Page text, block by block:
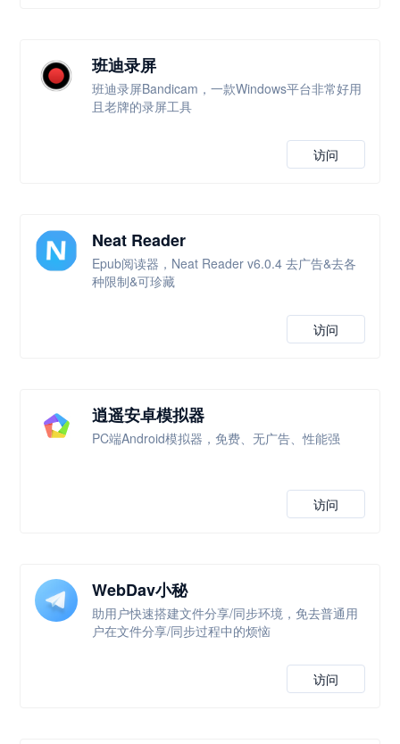
班迪录屏
班迪录屏Bandicam，一款Windows平台非常好用
且老牌的录屏工具
访问
Neat Reader
Epub阅读器，Neat Reader v6.0.4 去广告&去各
种限制&可珍藏
访问
逍遥安卓模拟器
PC端Android模拟器，免费、无广告、性能强
访问
WebDav小秘
助用户快速搭建文件分享/同步环境，免去普通用
户在文件分享/同步过程中的烦恼
访问